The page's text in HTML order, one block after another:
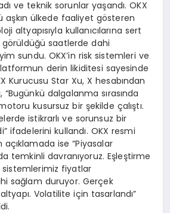
ve teknik sorunlar yaşandı. OKX
aşkın ülkede faaliyet gösteren
altyapısıyla kullanıcılarına sert
saatlerde dahi
sundu. OKX’in risk sistemleri ve
derin likiditesi sayesinde
Kurucusu Star Xu, X hesabından
“Bugünkü dalgalanma sırasında
kusursuz bir şekilde çalıştı.
istikrarlı ve sorunsuz bir
ifadelerini kullandı. OKX resmi
açıklamada ise “Piyasalar
temkinli davranıyoruz. Eşleştirme
fiyatlar
sağlam duruyor. Gerçek
altyapı. Volatilite için tasarlandı”